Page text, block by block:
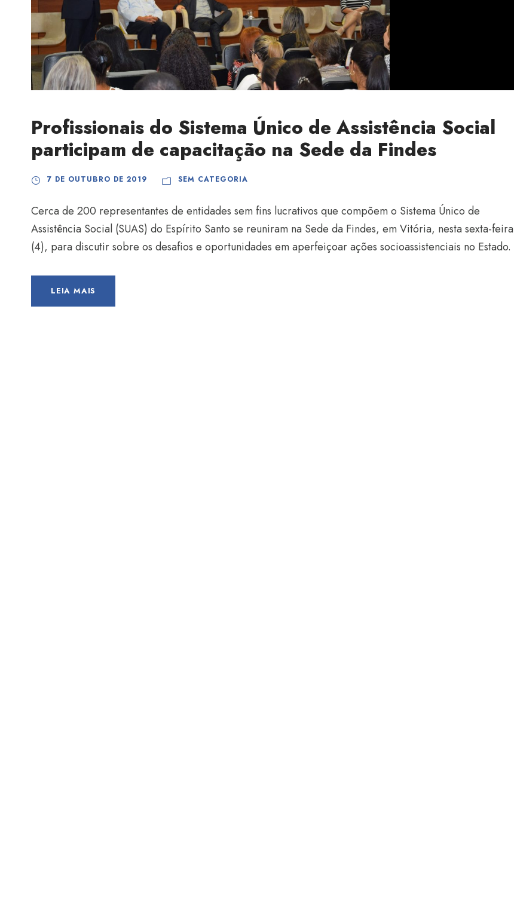
Profissionais do Sistema Único de Assistência Social
participam de capacitação na Sede da Findes
7 DE OUTUBRO DE 2019 SEM CATEGORIA
Cerca de 200 representantes de entidades sem fins lucrativos que compõem o Sistema Único de
Assistência Social (SUAS) do Espírito Santo se reuniram na Sede da Findes, em Vitória, nesta sexta-feira
(4), para discutir sobre os desafios e oportunidades em aperfeiçoar ações socioassistenciais no Estado.
LEIA MAIS